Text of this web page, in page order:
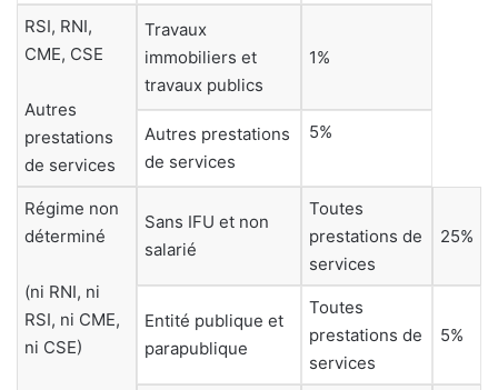
RSI, RNI,
CME, CSE
Autres
prestations
de services
Travaux
immobiliers et
travaux publics
1%
Autres prestations
de services
5%
Régime non
déterminé
(ni RNI, ni
RSI, ni CME,
ni CSE)
Sans IFU et non
salarié
Toutes
prestations de
services
25%
Entité publique et
parapublique
Toutes
prestations de
services
5%